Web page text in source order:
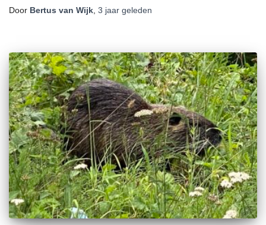
Door Bertus van Wijk, 3 jaar geleden